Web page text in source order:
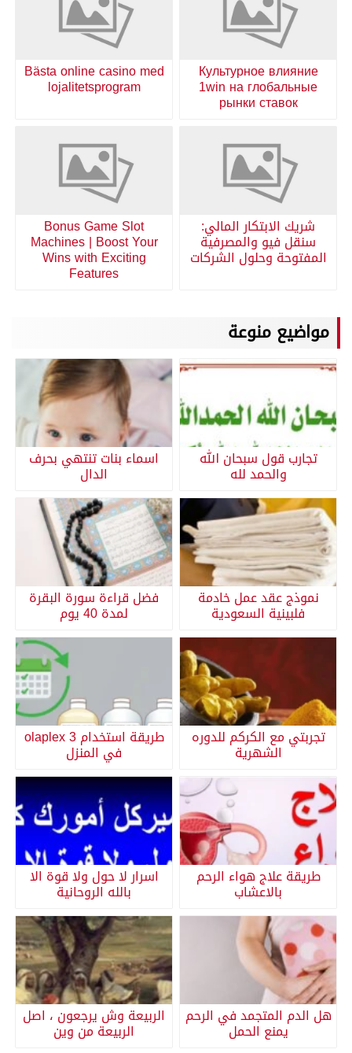
Культурное влияние
1win на глобальные
рынки ставок
Bästa online casino med
lojalitetsprogram
شريك الابتكار المالي:
سنقل فيو والمصرفية
المفتوحة وحلول الشركات
Bonus Game Slot
Machines | Boost Your
Wins with Exciting
Features
مواضيع منوعة
تجارب قول سبحان الله
والحمد لله
اسماء بنات تنتهي بحرف
الدال
نموذج عقد عمل خادمة
فلبينية السعودية
فضل قراءة سورة البقرة
لمدة 40 يوم
تجربتي مع الكركم للدوره
الشهرية
طريقة استخدام olaplex 3
في المنزل
طريقة علاج هواء الرحم
بالاعشاب
اسرار لا حول ولا قوة الا
بالله الروحانية
هل الدم المتجمد في الرحم
يمنع الحمل
الربيعة وش يرجعون ، اصل
الربيعة من وين